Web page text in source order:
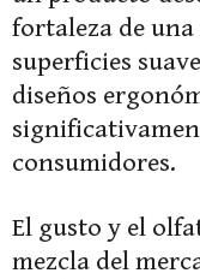
fortaleza de una
superficies
diseños
consumidores.
El gusto y el
mezcla del